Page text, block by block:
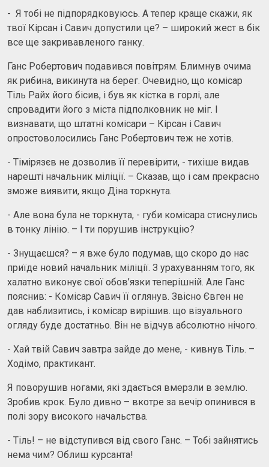
- Я тобі не підпорядковуюсь. А тепер краще скажи, як
твої Кірсан і Савич допустили це? – широкий жест в бік
все ще закривавленого ганку.
Ганс Робертович подавився повітрям. Блимнув очима
як рибина, викинута на берег. Очевидно, що комісар
Тіль Райх його бісив, і був як кістка в горлі, але
спровадити його з міста підполковник не міг. І
визнавати, що штатні комісари – Кірсан і Савич
опростоволосились Ганс Робертович теж не хотів.
- Тімірязєв не дозволив її перевірити, - тихіше видав
нарешті начальник міліції. – Сказав, що і сам прекрасно
зможе виявити, якщо Діна торкнута.
- Але вона була не торкнута, - губи комісара стиснулись
в тонку лінію. – І ти порушив інструкцію?
- Знущаєшся? – я вже було подумав, що скоро до нас
приїде новий начальник міліції. З урахуванням того, як
халатно виконує свої обов’язки теперішній. Але Ганс
пояснив: - Комісар Савич її оглянув. Звісно Євген не
дав наблизитись, і комісар вирішив. що візуального
огляду буде достатньо. Він не відчув абсолютно нічого.
- Хай твій Савич завтра зайде до мене, - кивнув Тіль. –
Ходімо, практикант.
Я поворушив ногами, які здається вмерзли в землю.
Зробив крок. Було дивно – вкотре за вечір опинився в
полі зору високого начальства.
- Тіль! – не відступився від свого Ганс. – Тобі зайнятись
нема чим? Облиш курсанта!